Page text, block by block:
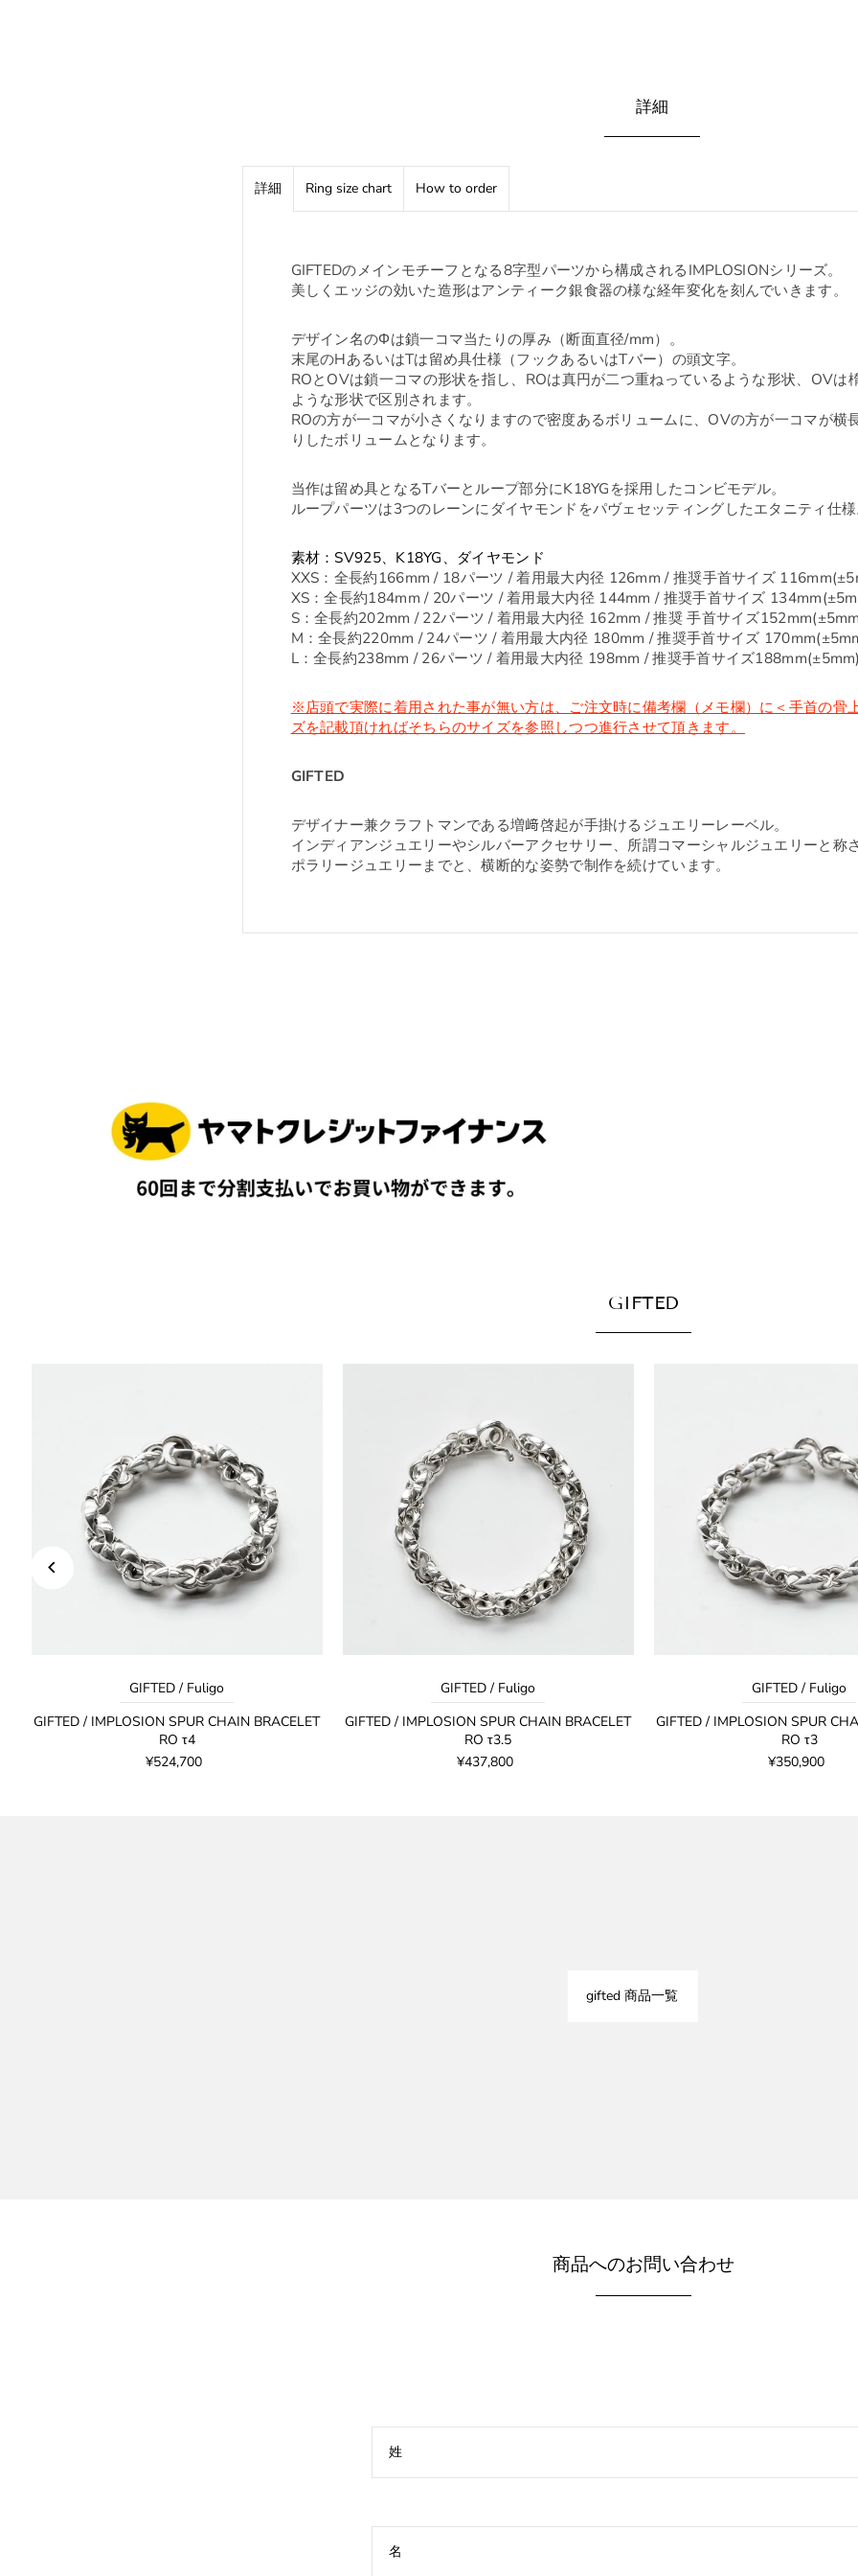
詳細
詳細 Ring size chart How to order
GIFTEDのメインモチーフとなる8字型パーツから構成されるIMPLOSIONシリーズ。
美しくエッジの効いた造形はアンティーク銀食器の様な経年変化を刻んでいきます。
デザイン名のΦは鎖一コマ当たりの厚み（断面直径/mm）。
末尾のHあるいはTは留め具仕様（フックあるいはTバー）の頭文字。
ROとOVは鎖一コマの形状を指し、ROは真円が二つ重ねっているような形状、OVは
ような形状で区別されます。
ROの方が一コマが小さくなりますので密度あるボリュームに、OVの方が一コマが横
りしたボリュームとなります。
当作は留め具となるTバーとループ部分にK18YGを採用したコンビモデル。
ループパーツは3つのレーンにダイヤモンドをパヴェセッティングしたエタニティ仕様
素材：SV925、K18YG、ダイヤモンド
XXS：全長約166mm / 18パーツ / 着用最大内径 126mm / 推奨手首サイズ
XS：全長約184mm / 20パーツ / 着用最大内径 144mm / 推奨手首サイズ
S：全長約202mm / 22パーツ / 着用最大内径 162mm / 推奨 手首サイズ
M：全長約220mm / 24パーツ / 着用最大内径 180mm / 推奨手首サイズ
L：全長約238mm / 26パーツ / 着用最大内径 198mm / 推奨手首サイズ188mm(±5mm)
※店頭で実際に着用された事が無い方は、ご注文時に備考欄（メモ欄）に＜手首の骨
ズを記載頂ければそちらのサイズを参照しつつ進行させて頂きます。
GIFTED
デザイナー兼クラフトマンである増﨑啓起が手掛けるジュエリーレーベル。
インディアンジュエリーやシルバーアクセサリー、所謂コマーシャルジュエリーと称
ポラリージュエリーまでと、横断的な姿勢で制作を続けています。
GIFTED
GIFTED / Fuligo
GIFTED / IMPLOSION SPUR CHAIN BRACELET
RO τ4
¥524,700
GIFTED / Fuligo
GIFTED / IMPLOSION SPUR CHAIN BRACELET
RO τ3.5
¥437,800
GIFTED / Fuligo
GIFTED / IMPLOSION SPUR
RO τ3
¥350,900
gifted 商品一覧
商品へのお問い合わせ